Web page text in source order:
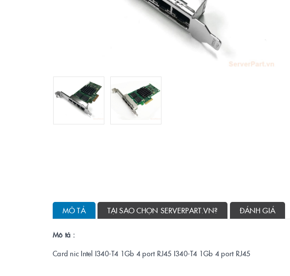
MÔ TẢ TẠI SAO CHỌN SERVERPART.VN? ĐÁNH GIÁ
Mô tả :
Card nic Intel I340-T4 1Gb 4 port RJ45 I340-T4 1Gb 4 port RJ45